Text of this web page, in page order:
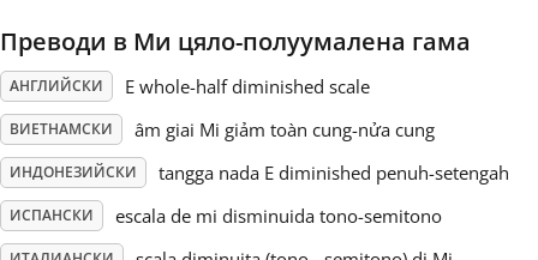
Português
Русский
Svenska
Преводи в Ми цяло-полуумалена гама
АНГЛИЙСКИ E whole-half diminished scale
ВИЕТНАМСКИ âm giai Mi giảm toàn cung-nửa cung
ИНДОНЕЗИЙСКИ tangga nada E diminished penuh-setengah
ИСПАНСКИ escala de mi disminuida tono-semitono